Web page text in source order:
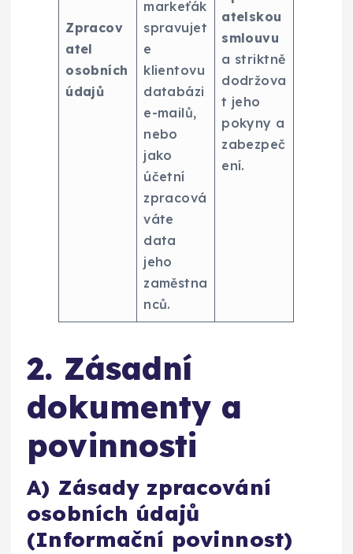
Zpracov
atel
osobních
údajů
markeťák
spravujet
e
klientovu
databázi
e-mailů,
nebo
jako
účetní
zpracová
váte
data
jeho
zaměstna
nců.
atelskou
smlouvu
a striktně
dodržova
t jeho
pokyny a
zabezpeč
ení.
2. Zásadní
dokumenty a
povinnosti
A) Zásady zpracování
osobních údajů
(Informační povinnost)